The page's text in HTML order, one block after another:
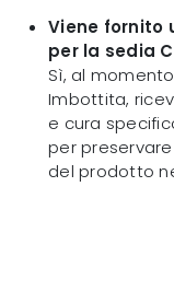
Viene fornito
per la sedia
Sì, al
Imbottita,
e cura
per
del prodotto